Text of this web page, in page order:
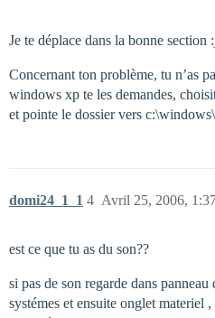
Je te déplace dans la bonne section
Concernant ton problème, tu n’as
windows xp te les demandes,
et pointe le dossier vers
domi24_1_1 Avril 25, 2006,
4
est ce que tu as du son??
si pas de son regarde dans
systémes et ensuite onglet materiel